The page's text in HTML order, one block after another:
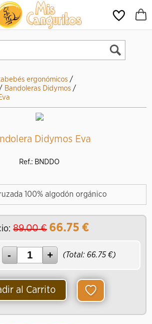
ergonómicos /
Bandoleras Didymos /
Didymos Eva
Ref.: BNDDO
100% algodón orgánico
89.00€ 66.75 €
(Total: 66.75€)
al Carrito